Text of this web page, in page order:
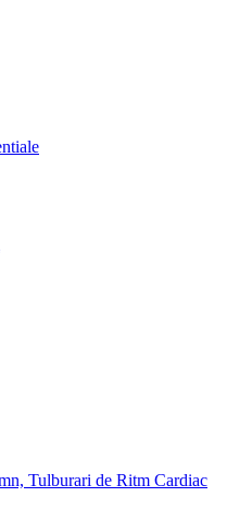
Tulburari de Ritm Cardiac